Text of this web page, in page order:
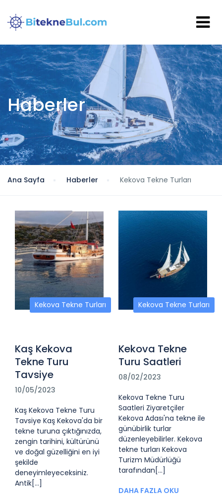
Haberler
Ana Sayfa Haberler Kekova Tekne Turları
Kekova Tekne Turları
Kaş Kekova
Tekne Turu
Tavsiye
10/05/2023
Kaş Kekova Tekne Turu
Tavsiye Kaş Kekova'da bir
tekne turuna çıktığınızda,
zengin tarihini, kültürünü
ve doğal güzelliğini en iyi
şekilde
deneyimleyeceksiniz.
Antik[...]
Kekova Tekne Turları
Kekova Tekne
Turu Saatleri
08/02/2023
Kekova Tekne Turu
Saatleri Ziyaretçiler
Kekova Adası'na tekne ile
günübirlik turlar
düzenleyebilirler. Kekova
tekne turları Kekova
Turizm Müdürlüğü
tarafından[...]
DAHA FAZLA OKU